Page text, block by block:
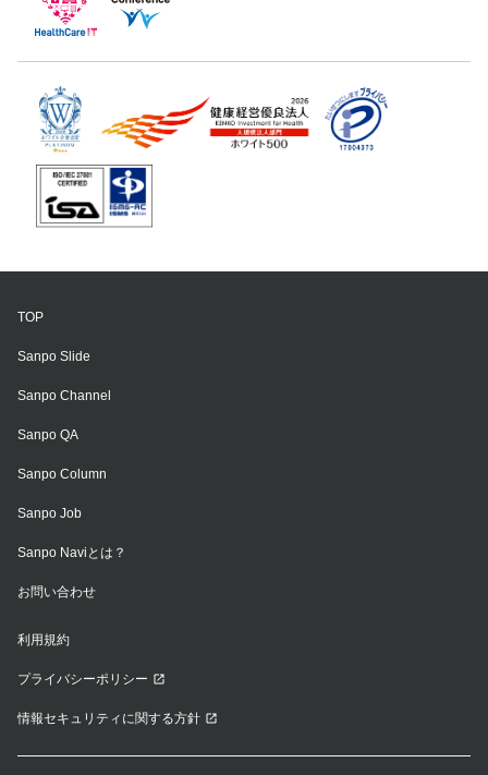
TOP
Sanpo Slide
Sanpo Channel
Sanpo QA
Sanpo Column
Sanpo Job
Sanpo Naviとは？
お問い合わせ
利用規約
プライバシーポリシー
情報セキュリティに関する方針